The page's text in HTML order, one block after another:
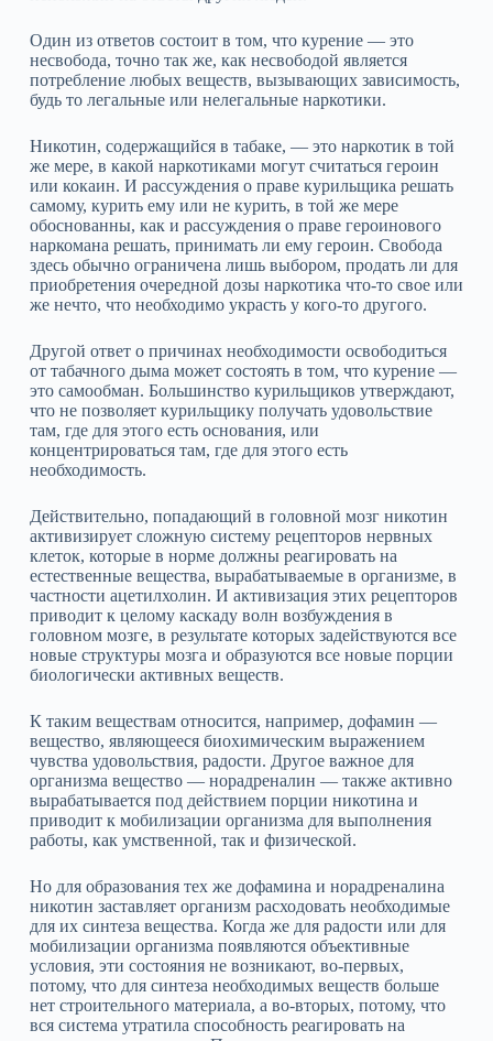
Один из ответов состоит в том, что курение — это
несвобода, точно так же, как несвободой является
потребление любых веществ, вызывающих зависимость,
будь то легальные или нелегальные наркотики.
Никотин, содержащийся в табаке, — это наркотик в той
же мере, в какой наркотиками могут считаться героин
или кокаин. И рассуждения о праве курильщика решать
самому, курить ему или не курить, в той же мере
обоснованны, как и рассуждения о праве героинового
наркомана решать, принимать ли ему героин. Свобода
здесь обычно ограничена лишь выбором, продать ли для
приобретения очередной дозы наркотика что‑то свое или
же нечто, что необходимо украсть у кого‑то другого.
Другой ответ о причинах необходимости освободиться
от табачного дыма может состоять в том, что курение —
это самообман. Большинство курильщиков утверждают,
что не позволяет курильщику получать удовольствие
там, где для этого есть основания, или
концентрироваться там, где для этого есть
необходимость.
Действительно, попадающий в головной мозг никотин
активизирует сложную систему рецепторов нервных
клеток, которые в норме должны реагировать на
естественные вещества, вырабатываемые в организме, в
частности ацетилхолин. И активизация этих рецепторов
приводит к целому каскаду волн возбуждения в
головном мозге, в результате которых задействуются все
новые структуры мозга и образуются все новые порции
биологически активных веществ.
К таким веществам относится, например, дофамин —
вещество, являющееся биохимическим выражением
чувства удовольствия, радости. Другое важное для
организма вещество — норадреналин — также активно
вырабатывается под действием порции никотина и
приводит к мобилизации организма для выполнения
работы, как умственной, так и физической.
Но для образования тех же дофамина и норадреналина
никотин заставляет организм расходовать необходимые
для их синтеза вещества. Когда же для радости или для
мобилизации организма появляются объективные
условия, эти состояния не возникают, во‑первых,
потому, что для синтеза необходимых веществ больше
нет строительного материала, а во‑вторых, потому, что
вся система утратила способность реагировать на